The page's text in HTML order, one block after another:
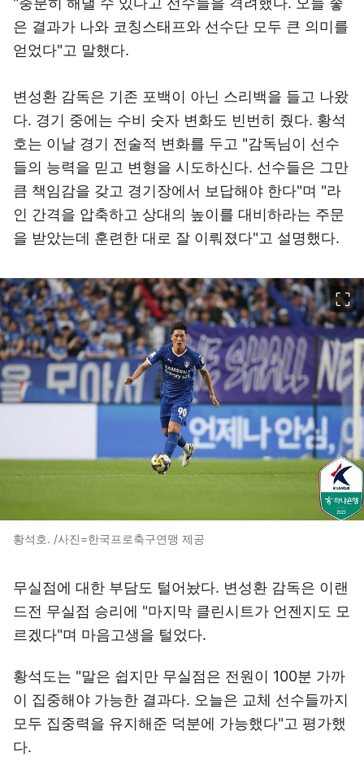
은 결과가 나와 코칭스태프와 선수단 모두 큰 의미를
얻었다"고 말했다.
변성환 감독은 기존 포백이 아닌 스리백을 들고 나왔
다. 경기 중에는 수비 숫자 변화도 빈번히 줬다. 황석
호는 이날 경기 전술적 변화를 두고 "감독님이 선수
들의 능력을 믿고 변형을 시도하신다. 선수들은 그만
큼 책임감을 갖고 경기장에서 보답해야 한다"며 "라
인 간격을 압축하고 상대의 높이를 대비하라는 주문
을 받았는데 훈련한 대로 잘 이뤄졌다"고 설명했다.
황석호. /사진=한국프로축구연맹 제공
무실점에 대한 부담도 털어놨다. 변성환 감독은 이랜
드전 무실점 승리에 "마지막 클린시트가 언젠지도 모
르겠다"며 마음고생을 털었다.
황석도는 "말은 쉽지만 무실점은 전원이 100분 가까
이 집중해야 가능한 결과다. 오늘은 교체 선수들까지
모두 집중력을 유지해준 덕분에 가능했다"고 평가했
다.